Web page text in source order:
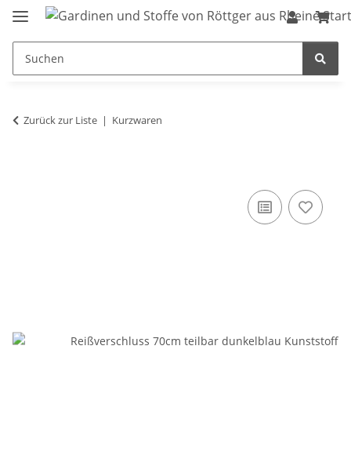
Zurück zur Liste Kurzwaren